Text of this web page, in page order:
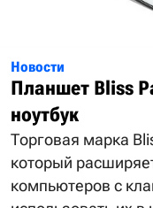
Новости
Планшет Bliss
ноутбук
Торговая марка
который
компьютеров с